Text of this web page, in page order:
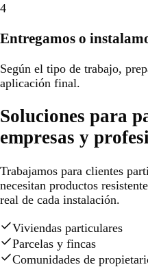
4
Entregamos o
Según el tipo de trabajo,
aplicación final.
Soluciones para
empresas y
Trabajamos para clientes
necesitan productos
real de cada instalación.
Viviendas particulares
Parcelas y fincas
Comunidades de